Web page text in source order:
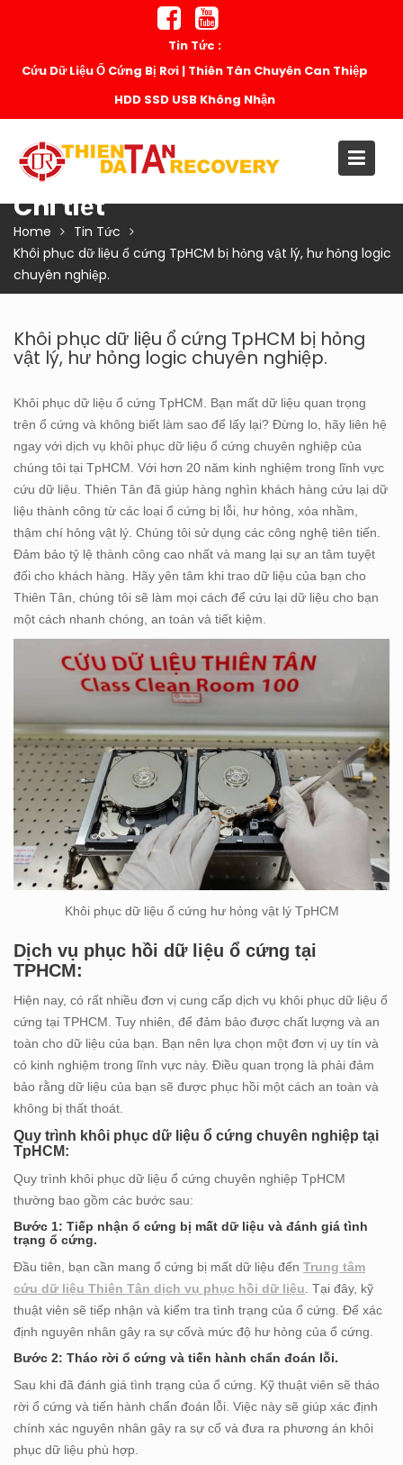
Tin Tức :
Cứu Dữ Liệu Ổ Cứng Bị Rơi | Thiên Tân Chuyên Can Thiệp
HDD SSD USB Không Nhận
Chi tiết
Home
Tin Tức
Khôi phục dữ liệu ổ cứng TpHCM bị hỏng vật lý, hư hỏng logic
chuyên nghiệp.
Khôi phục dữ liệu ổ cứng TpHCM bị hỏng
vật lý, hư hỏng logic chuyên nghiệp.
Khôi phục dữ liệu ổ cứng TpHCM. Bạn mất dữ liệu quan trọng
trên ổ cứng và không biết làm sao để lấy lại? Đừng lo, hãy liên hệ
ngay với dịch vụ khôi phục dữ liệu ổ cứng chuyên nghiệp của
chúng tôi tại TpHCM. Với hơn 20 năm kinh nghiệm trong lĩnh vực
cứu dữ liệu. Thiên Tân đã giúp hàng nghìn khách hàng cứu lại dữ
liệu thành công từ các loại ổ cứng bị lỗi, hư hỏng, xóa nhầm,
thậm chí hỏng vật lý. Chúng tôi sử dụng các công nghệ tiên tiến.
Đảm bảo tỷ lệ thành công cao nhất và mang lại sự an tâm tuyệt
đối cho khách hàng. Hãy yên tâm khi trao dữ liệu của bạn cho
Thiên Tân, chúng tôi sẽ làm mọi cách để cứu lại dữ liệu cho bạn
một cách nhanh chóng, an toàn và tiết kiệm.
Khôi phục dữ liệu ổ cứng hư hỏng vật lý TpHCM
Dịch vụ phục hồi dữ liệu ổ cứng tại
TPHCM:
Hiện nay, có rất nhiều đơn vị cung cấp dịch vụ khôi phục dữ liệu ổ
cứng tại TPHCM. Tuy nhiên, để đảm bảo được chất lượng và an
toàn cho dữ liệu của bạn. Bạn nên lựa chọn một đơn vị uy tín và
có kinh nghiệm trong lĩnh vực này. Điều quan trọng là phải đảm
bảo rằng dữ liệu của bạn sẽ được phục hồi một cách an toàn và
không bị thất thoát.
Quy trình khôi phục dữ liệu ổ cứng chuyên nghiệp tại
TpHCM:
Quy trình khôi phục dữ liệu ổ cứng chuyên nghiệp TpHCM
thường bao gồm các bước sau:
Bước 1: Tiếp nhận ổ cứng bị mất dữ liệu và đánh giá tình
trạng ổ cứng.
Đầu tiên, bạn cần mang ổ cứng bị mất dữ liệu đến Trung tâm
cứu dữ liệu Thiên Tân dịch vụ phục hồi dữ liệu. Tại đây, kỹ
thuật viên sẽ tiếp nhận và kiểm tra tình trạng của ổ cứng. Để xác
định nguyên nhân gây ra sự cốvà mức độ hư hỏng của ổ cứng.
Bước 2: Tháo rời ổ cứng và tiến hành chẩn đoán lỗi.
Sau khi đã đánh giá tình trạng của ổ cứng. Kỹ thuật viên sẽ tháo
rời ổ cứng và tiến hành chẩn đoán lỗi. Việc này sẽ giúp xác định
chính xác nguyên nhân gây ra sự cố và đưa ra phương án khôi
phục dữ liệu phù hợp.